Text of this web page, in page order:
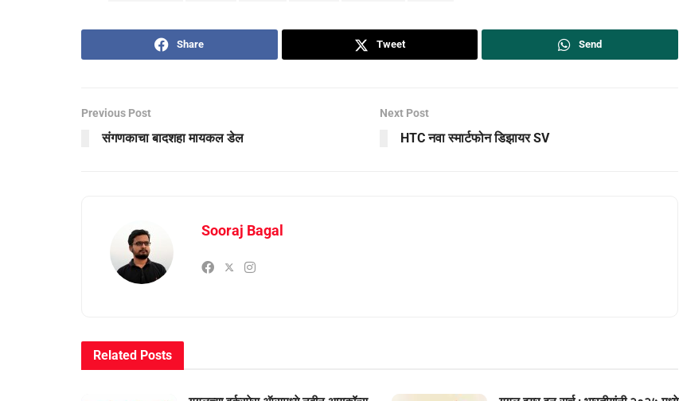
Share Tweet Send
Previous Post
संगणकाचा बादशहा मायकल डेल
Next Post
HTC नवा स्‍मार्टफोन डिझायर SV
Sooraj Bagal
Related Posts